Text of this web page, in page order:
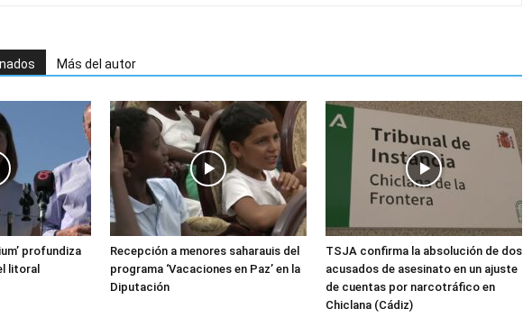
Más del autor
profundiza
litoral
Recepción a menores saharauis del
programa ‘Vacaciones en Paz’ en la
Diputación
TSJA confirma la absolución de dos
acusados de asesinato en un ajuste
de cuentas por narcotráfico en
Chiclana (Cádiz)